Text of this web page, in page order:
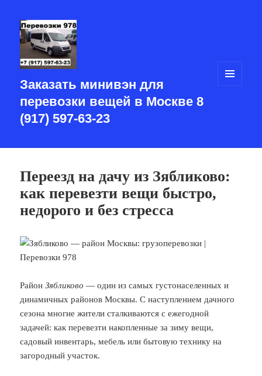
Заказать минивэн для
перевозки вещей в Москве 8
(917) 597-63-23
Переезд на дачу из Зябликово:
как перевезти вещи быстро,
недорого и без стресса
РайонЗябликово — один из самых густонаселенных и
динамичных районов Москвы. С наступлением дачного
сезона многие жители сталкиваются с ежегодной
задачей: как перевезти накопленные за зиму вещи,
садовый инвентарь, мебель или бытовую технику на
загородный участок.